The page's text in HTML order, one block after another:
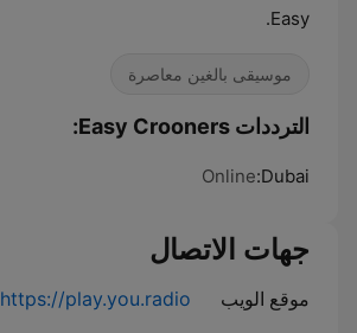
Easy.
موسيقى بالغين معاصرة
الترددات Easy Crooners:
Dubai:
Online
جهات الاتصال
موقع الويب https://play.you.radio/